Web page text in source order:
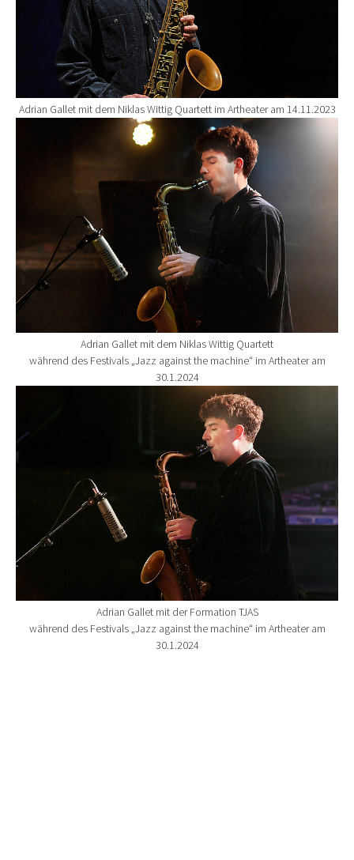
Adrian Gallet mit dem Niklas Wittig Quartett im Artheater am 14.11.2023
Show larger version for:
Adrian Gallet mit dem Niklas Wittig Quartett
während des Festivals „Jazz against the machine“ im Artheater am
30.1.2024
Adrian Gallet mit der Formation TJAS
während des Festivals „Jazz against the machine“ im Artheater am
30.1.2024